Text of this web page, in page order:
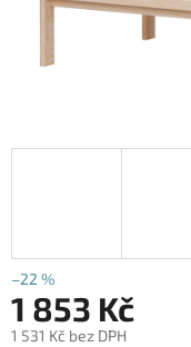
–22 %
1 853 Kč
1 531 Kč bez DPH